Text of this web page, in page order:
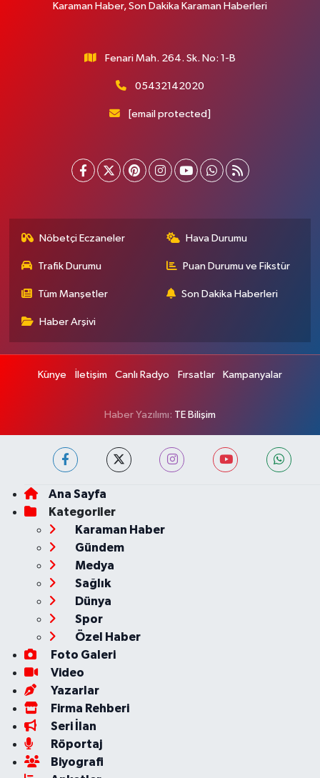
Karaman Haber, Son Dakika Karaman Haberleri
Fenari Mah. 264. Sk. No: 1-B
05432142020
[email protected]
Nöbetçi Eczaneler Hava Durumu
Trafik Durumu Puan Durumu ve Fikstür
Tüm Manşetler Son Dakika Haberleri
Haber Arşivi
Künye İletişim Canlı Radyo Fırsatlar Kampanyalar
Haber Yazılımı: TE Bilişim
Ana Sayfa
Kategoriler
Karaman Haber
Gündem
Medya
Sağlık
Dünya
Spor
Özel Haber
Foto Galeri
Video
Yazarlar
Firma Rehberi
Seri İlan
Röportaj
Biyografi